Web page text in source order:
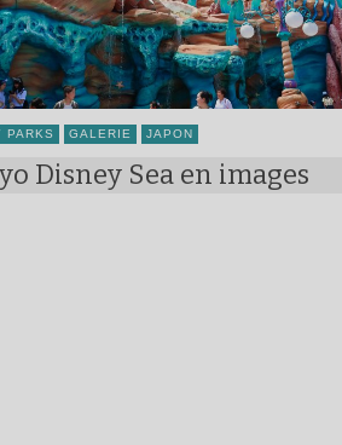
PARKS GALERIE JAPON
Disney Sea en images